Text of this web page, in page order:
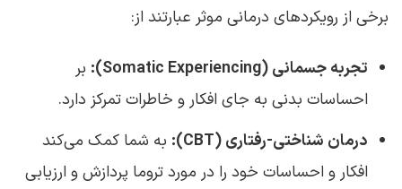
برخی از رویکردهای درمانی موثر عبارتند از:
تجربه جسمانی (Somatic Experiencing):
بر
احساسات بدنی به جای افکار و خاطرات تمرکز دارد.
درمان شناختی-رفتاری (CBT):
به شما کمک می‌کند
افکار و احساسات خود را در مورد تروما پردازش و ارزیابی